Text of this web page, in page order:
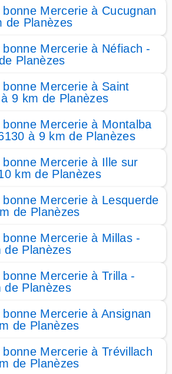
Mercerie à Cucugnan
de Planèzes
Mercerie à Néfiach -
Planèzes
Mercerie à Saint
9 km de Planèzes
Mercerie à Montalba
à 9 km de Planèzes
Mercerie à Ille sur
km de Planèzes
Mercerie à Lesquerde
de Planèzes
Mercerie à Millas -
de Planèzes
Mercerie à Trilla -
de Planèzes
Mercerie à Ansignan
de Planèzes
Mercerie à Trévillach
de Planèzes